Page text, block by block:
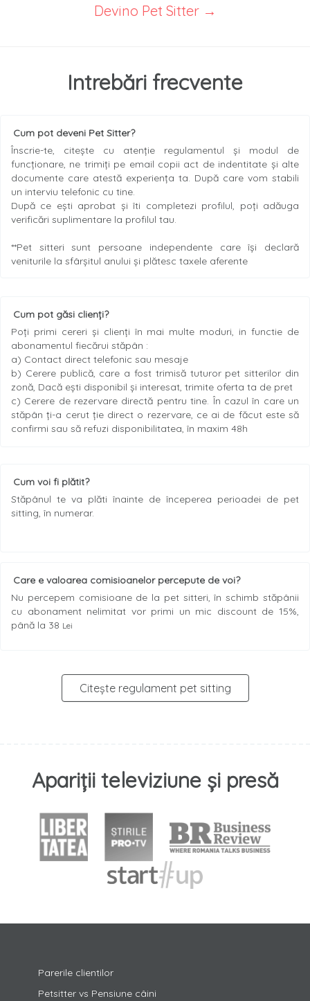
Devino Pet Sitter →
Intrebări frecvente
Cum pot deveni Pet Sitter?
Înscrie-te, citește cu atenție regulamentul și modul de
funcționare, ne trimiți pe email copii act de indentitate și alte
documente care atestă experiența ta. După care vom stabili
un interviu telefonic cu tine.
După ce ești aprobat și îti completezi profilul, poți adăuga
verificări suplimentare la profilul tau.
**Pet sitteri sunt persoane independente care își declară
veniturile la sfârșitul anului și plătesc taxele aferente
Cum pot găsi clienți?
Poți primi cereri și clienți în mai multe moduri, in functie de
abonamentul fiecărui stăpân :
a) Contact direct telefonic sau mesaje
b) Cerere publică, care a fost trimisă tuturor pet sitterilor din
zonă, Dacă ești disponibil și interesat, trimite oferta ta de pret
c) Cerere de rezervare directă pentru tine. În cazul în care un
stăpân ți-a cerut ție direct o rezervare, ce ai de făcut este să
confirmi sau să refuzi disponibilitatea, în maxim 48h
Cum voi fi plătit?
Stăpânul te va plăti înainte de începerea perioadei de pet
sitting, în numerar.
Care e valoarea comisioanelor percepute de voi?
Nu percepem comisioane de la pet sitteri, în schimb stăpânii
cu abonament nelimitat vor primi un mic discount de 15%,
până la 38 Lei
Citește regulament pet sitting
Apariții televiziune și presă
Parerile clientilor
Petsitter vs Pensiune câini